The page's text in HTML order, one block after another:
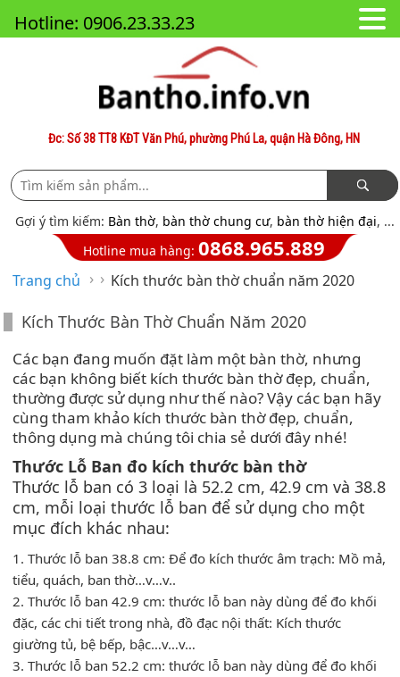
Đc: Số 38 TT8 KĐT Văn Phú, phường Phú La, quận Hà Đông, HN
Gợi ý tìm kiếm: Bàn thờ, bàn thờ chung cư, bàn thờ hiện đại, ...
Hotline mua hàng:0868.965.889
Trang chủ › › Kích thước bàn thờ chuẩn năm 2020
Kích Thước Bàn Thờ Chuẩn Năm 2020
Các bạn đang muốn đặt làm một bàn thờ, nhưng
các bạn không biết kích thước bàn thờ đẹp, chuẩn,
thường được sử dụng như thế nào? Vậy các bạn hãy
cùng tham khảo kích thước bàn thờ đẹp, chuẩn,
thông dụng mà chúng tôi chia sẻ dưới đây nhé!
Thước Lỗ Ban đo kích thước bàn thờ
Thước lỗ ban có 3 loại là 52.2 cm, 42.9 cm và 38.8
cm, mỗi loại thước lỗ ban để sử dụng cho một
mục đích khác nhau:
1. Thước lỗ ban 38.8 cm: Để đo kích thước âm trạch: Mồ mả,
tiểu, quách, ban thờ…v…v..
2. Thước lỗ ban 42.9 cm: thước lỗ ban này dùng để đo khối
đặc, các chi tiết trong nhà, đồ đạc nội thất: Kích thước
giường tủ, bệ bếp, bậc…v…v…
3. Thước lỗ ban 52.2 cm: thước lỗ ban này dùng để đo khối
Hotline: 0906.23.33.23